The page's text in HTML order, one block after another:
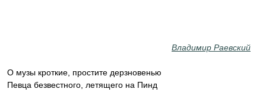
Владимир Раевский
О музы кроткие, простите дерзновенью
Певца безвестного, летящего на Пинд